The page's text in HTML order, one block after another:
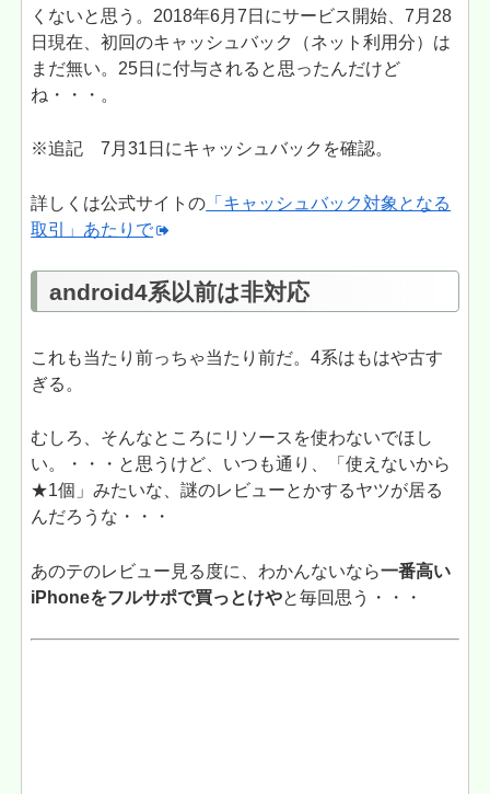
くないと思う。2018年6月7日にサービス開始、7月28
日現在、初回のキャッシュバック（ネット利用分）は
まだ無い。25日に付与されると思ったんだけど
ね・・・。
※追記 7月31日にキャッシュバックを確認。
詳しくは公式サイトの 「キャッシュバック対象となる
取引」あたりで
android4系以前は非対応
これも当たり前っちゃ当たり前だ。4系はもはや古す
ぎる。
むしろ、そんなところにリソースを使わないでほし
い。・・・と思うけど、いつも通り、「使えないから
★1個」みたいな、謎のレビューとかするヤツが居る
んだろうな・・・
あのテのレビュー見る度に、わかんないなら一番高い
iPhoneをフルサポで買っとけやと毎回思う・・・